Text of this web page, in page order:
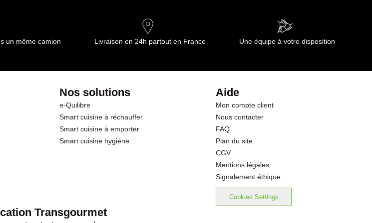
un même camion Livraison en 24h partout en France Une équipe à votre disposition
Nos solutions
e-Quilibre
Smart cuisine à réchauffer
Smart cuisine à emporter
Smart cuisine hygiène
Aide
Mon compte client
Nous contacter
FAQ
Plan du site
CGV
Mentions légales
Signalement éthique
Cookies Settings
Transgourmet